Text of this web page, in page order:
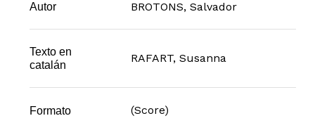
Autor BROTONS, Salvador
Texto en
catalán
RAFART, Susanna
Formato (Score)